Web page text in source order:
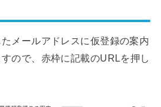
メールアドレスに仮登録の案内
ので、赤枠に記載のURLを押し